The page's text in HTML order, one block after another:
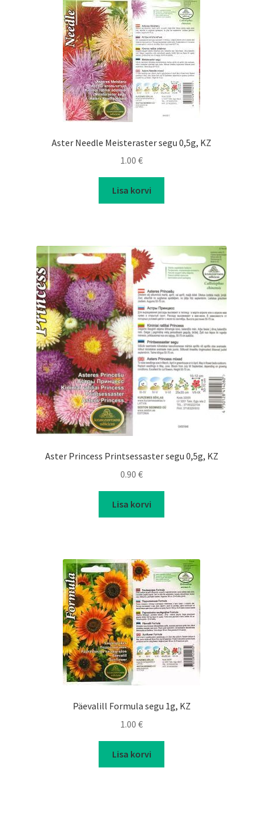
Aster Needle Meisteraster segu 0,5g, KZ
1.00 €
Lisa korvi
Aster Princess Printsessaster segu 0,5g, KZ
0.90 €
Lisa korvi
Päevalill Formula segu 1g, KZ
1.00 €
Lisa korvi